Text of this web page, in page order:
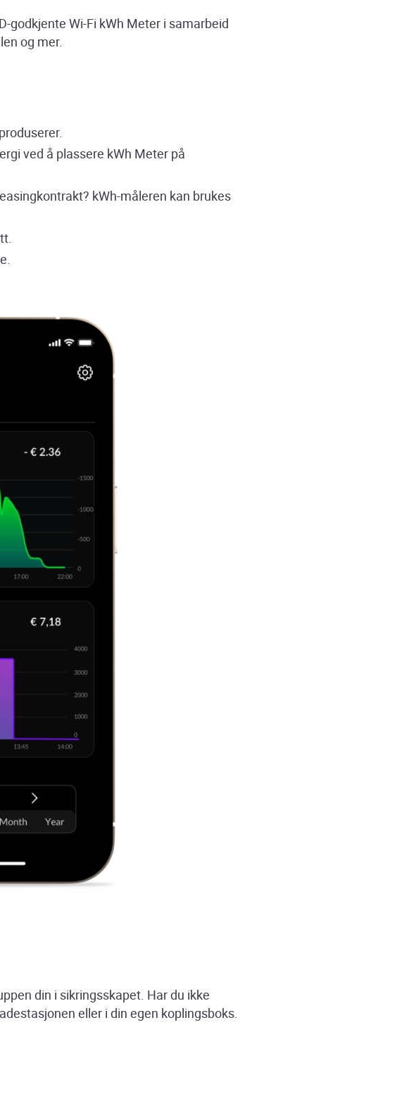
godkjente Wi-Fi kWh Meter i samarbeid
og mer.
ved å plassere kWh Meter på
kWh-måleren kan brukes
din i sikringsskapet. Har du ikke
eller i din egen koplingsboks.